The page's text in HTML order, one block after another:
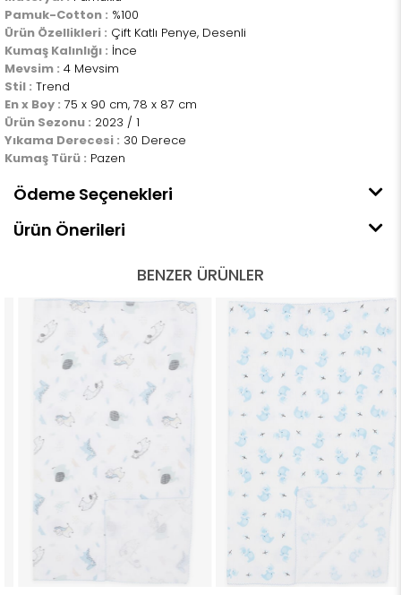
Pamuk-Cotton : %100
Ürün Özellikleri : Çift Katlı Penye, Desenli
Kumaş Kalınlığı : İnce
Mevsim : 4 Mevsim
Stil : Trend
En x Boy : 75 x 90 cm, 78 x 87 cm
Ürün Sezonu : 2023 / 1
Yıkama Derecesi : 30 Derece
Kumaş Türü : Pazen
Ödeme Seçenekleri
Ürün Önerileri
BENZER ÜRÜNLER